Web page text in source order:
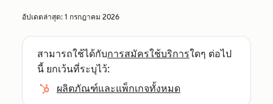
อัปเดตล่าสุด: 1 กรกฎาคม 2026
สามารถใช้ได้กับการสมัครใช้บริการใดๆ ต่อไป
นี้ ยกเว้นที่ระบุไว้:
ผลิตภัณฑ์และแพ็กเกจทั้งหมด